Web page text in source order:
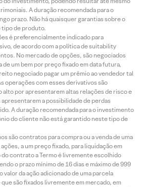
A duração recomendada para o
prazo. Não há quaisquer garantias sobre o
de produto.
é preferencialmente indicado para
de acordo com a política de suitability
No mercado de opções, são negociados
um bem por preço fixado em data futura,
negociado pagar um prêmio ao vendedor tal
operações com esses derivativos são
por apresentarem altas relações de risco e
a possibilidade de perdas
A duração recomendada para o investimento
do cliente não está garantido neste tipo de
são contratos para compra ou a venda de uma
a um preço fixado, para liquidação em
do contrato a Termo é livremente escolhido
o prazo mínimo de 16 dias e máximo de 999
valor da ação adicionado de uma parcela
são fixados livremente em mercado, em